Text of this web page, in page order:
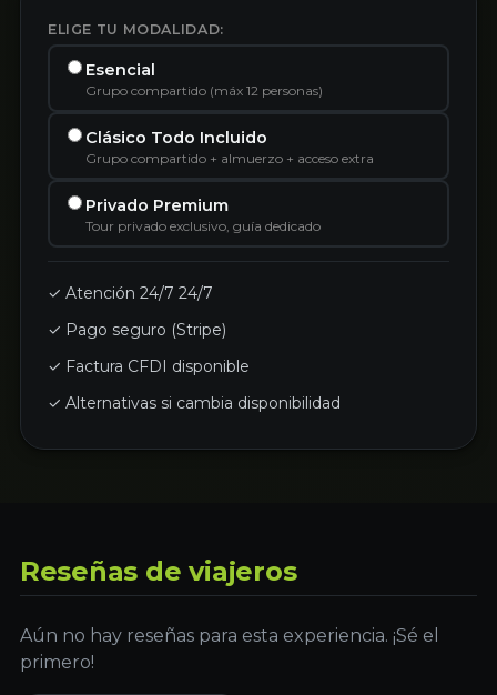
ELIGE TU MODALIDAD:
Esencial
Grupo compartido (máx 12 personas)
Clásico Todo Incluido
Grupo compartido + almuerzo + acceso extra
Privado Premium
Tour privado exclusivo, guía dedicado
✓ Atención 24/7 24/7
✓ Pago seguro (Stripe)
✓ Factura CFDI disponible
✓ Alternativas si cambia disponibilidad
Reseñas de viajeros
Aún no hay reseñas para esta experiencia. ¡Sé el
primero!